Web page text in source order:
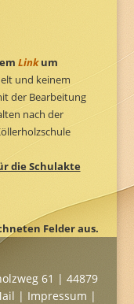
Linkum
und keinem
der Bearbeitung
nach der
die Schulakte
Felder aus.
61 | 44879
| Impressum |